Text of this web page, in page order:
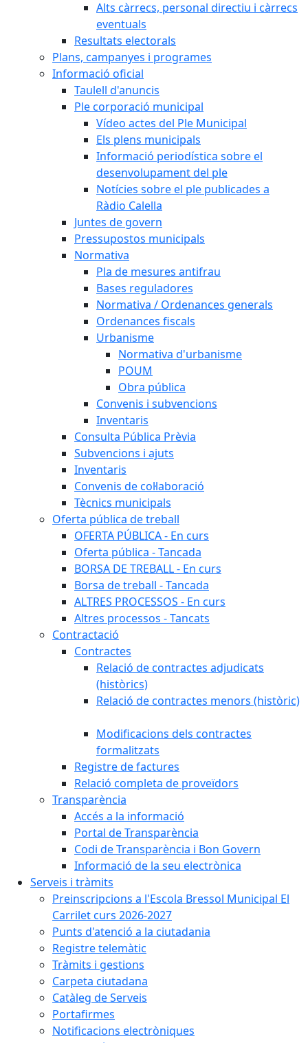
Alts càrrecs, personal directiu i càrrecs
eventuals
Resultats electorals
Plans, campanyes i programes
Informació oficial
Taulell d'anuncis
Ple corporació municipal
Vídeo actes del Ple Municipal
Els plens municipals
Informació periodística sobre el
desenvolupament del ple
Notícies sobre el ple publicades a
Ràdio Calella
Juntes de govern
Pressupostos municipals
Normativa
Pla de mesures antifrau
Bases reguladores
Normativa / Ordenances generals
Ordenances fiscals
Urbanisme
Normativa d'urbanisme
POUM
Obra pública
Convenis i subvencions
Inventaris
Consulta Pública Prèvia
Subvencions i ajuts
Inventaris
Convenis de col·laboració
Tècnics municipals
Oferta pública de treball
OFERTA PÚBLICA - En curs
Oferta pública - Tancada
BORSA DE TREBALL - En curs
Borsa de treball - Tancada
ALTRES PROCESSOS - En curs
Altres processos - Tancats
Contractació
Contractes
Relació de contractes adjudicats
(històrics)
Relació de contractes menors (històric)
Modificacions dels contractes
formalitzats
Registre de factures
Relació completa de proveïdors
Transparència
Accés a la informació
Portal de Transparència
Codi de Transparència i Bon Govern
Informació de la seu electrònica
Serveis i tràmits
Preinscripcions a l'Escola Bressol Municipal El
Carrilet curs 2026-2027
Punts d'atenció a la ciutadania
Registre telemàtic
Tràmits i gestions
Carpeta ciutadana
Catàleg de Serveis
Portafirmes
Notificacions electròniques